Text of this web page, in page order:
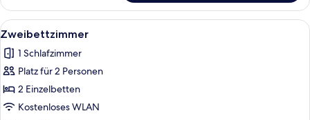
(B)
Alle
Fotos
für
Zweibettzimmer
anzeigen
Ein Hotelzimmer mit zwei Betten,
5
Zweibettzimmer
1 Schlafzimmer
Platz für 2 Personen
2 Einzelbetten
Kostenloses WLAN